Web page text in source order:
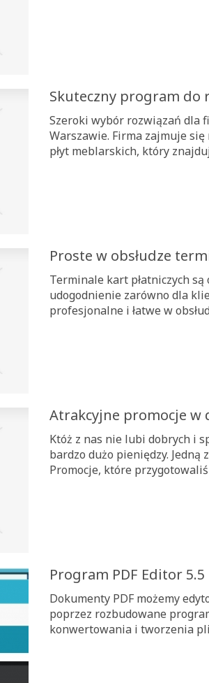
Skuteczny program do
Szeroki wybór rozwiązań dla
Warszawie. Firma zajmuje
płyt meblarskich, który
Proste w obsłudze
Terminale kart płatniczych
udogodnienie zarówno dla
profesjonalne i łatwe w
Atrakcyjne promocje w
Któż z nas nie lubi dobrych i
bardzo dużo pieniędzy.
Promocje, które
Program PDF Editor 5.5
Dokumenty PDF możemy
poprzez rozbudowane
konwertowania i tworzenia